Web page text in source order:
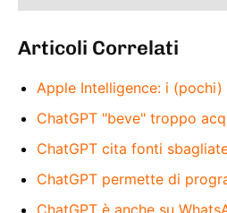
Articoli Correlati
Apple Intelligence: i
ChatGPT "beve" troppo
ChatGPT cita fonti
ChatGPT permette di